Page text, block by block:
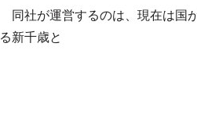
同社が運営するのは、現在は国
る新千歳と